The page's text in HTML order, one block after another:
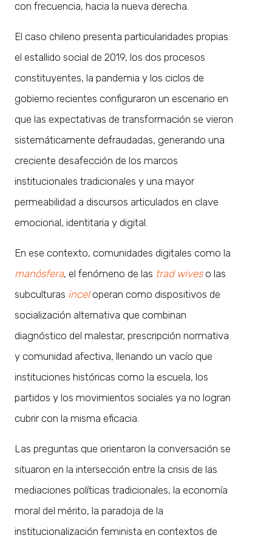
con frecuencia, hacia la nueva derecha.
El caso chileno presenta particularidades propias:
el estallido social de 2019, los dos procesos
constituyentes, la pandemia y los ciclos de
gobierno recientes configuraron un escenario en
que las expectativas de transformación se vieron
sistemáticamente defraudadas, generando una
creciente desafección de los marcos
institucionales tradicionales y una mayor
permeabilidad a discursos articulados en clave
emocional, identitaria y digital.
En ese contexto, comunidades digitales como la
manósfera, el fenómeno de las trad wiveso las
subculturas inceloperan como dispositivos de
socialización alternativa que combinan
diagnóstico del malestar, prescripción normativa
y comunidad afectiva, llenando un vacío que
instituciones históricas como la escuela, los
partidos y los movimientos sociales ya no logran
cubrir con la misma eficacia.
Las preguntas que orientaron la conversación se
situaron en la intersección entre la crisis de las
mediaciones políticas tradicionales, la economía
moral del mérito, la paradoja de la
institucionalización feminista en contextos de